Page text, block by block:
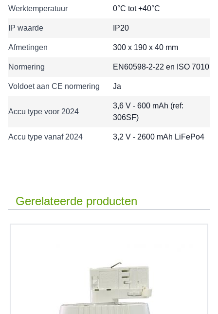
Werktemperatuur 0°C tot +40°C
IP waarde IP20
Afmetingen 300 x 190 x 40 mm
Normering EN60598-2-22 en ISO 7010
Voldoet aan CE normering Ja
Accu type voor 2024
3,6 V - 600 mAh (ref:
306SF)
Accu type vanaf 2024 3,2 V - 2600 mAh LiFePo4
Gerelateerde producten